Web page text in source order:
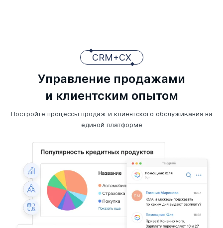
CRM+CX
Управление продажами
и клиентским опытом
Постройте процессы продаж и клиентского обслуживания на
единой платформе